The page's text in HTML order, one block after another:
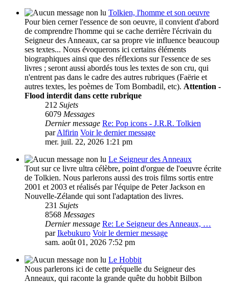
Tolkien, l'homme et son oeuvre
Pour bien cerner l'essence de son oeuvre, il convient d'abord
de comprendre l'homme qui se cache derrière l'écrivain du
Seigneur des Anneaux, car sa propre vie influence beaucoup
ses textes... Nous évoquerons ici certains éléments
biographiques ainsi que des réflexions sur l'essence de ses
livres ; seront aussi abordés tous les textes de son cru, qui
n'entrent pas dans le cadre des autres rubriques (Faërie et
autres textes, les poèmes de Tom Bombadil, etc). Attention -
Flood interdit dans cette rubrique
212 Sujets
6079 Messages
Dernier message Re: Pop icons - J.R.R. Tolkien
parAlfirin Voir le dernier message
mer. juil. 22, 2026 1:21 pm
Le Seigneur des Anneaux
Tout sur ce livre ultra célèbre, point d'orgue de l'oeuvre écrite
de Tolkien. Nous parlerons aussi des trois films sortis entre
2001 et 2003 et réalisés par l'équipe de Peter Jackson en
Nouvelle-Zélande qui sont l'adaptation des livres.
231 Sujets
8568 Messages
Dernier message Re: Le Seigneur des Anneaux, …
parIkebukuro Voir le dernier message
sam. août 01, 2026 7:52 pm
Le Hobbit
Nous parlerons ici de cette préquelle du Seigneur des
Anneaux, qui raconte la grande quête du hobbit Bilbon